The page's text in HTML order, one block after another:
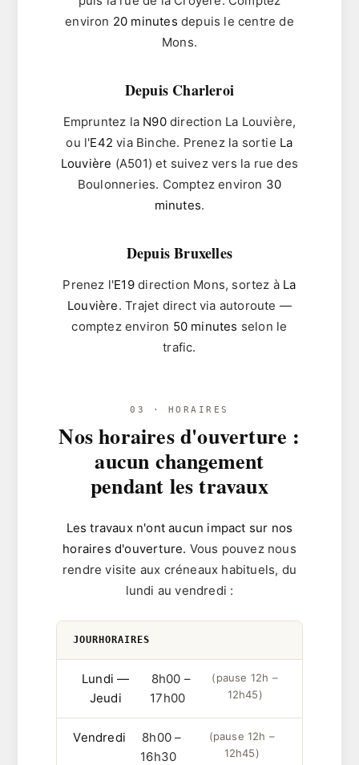
environ 20 minutes depuis le centre de
Mons.
Depuis Charleroi
Empruntez la N90direction La Louvière,
ou l'E42 via Binche. Prenez la sortie La
Louvière (A501) et suivez vers la rue des
Boulonneries. Comptez environ 30
minutes.
Depuis Bruxelles
Prenez l'E19direction Mons, sortez à La
Louvière. Trajet direct via autoroute —
comptez environ 50 minutes selon le
trafic.
03 · HORAIRES
Nos horaires d'ouverture :
aucun changement
pendant les travaux
Les travaux n'ont aucun impact sur nos
horaires d'ouverture. Vous pouvez nous
rendre visite aux créneaux habituels, du
lundi au vendredi :
JOURHORAIRES
Lundi —
Jeudi
8h00 –
17h00
(pause 12h –
12h45)
Vendredi
8h00 –
16h30
(pause 12h –
12h45)